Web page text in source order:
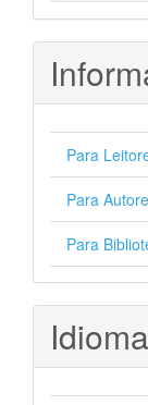
Para
Para
Para
Idioma